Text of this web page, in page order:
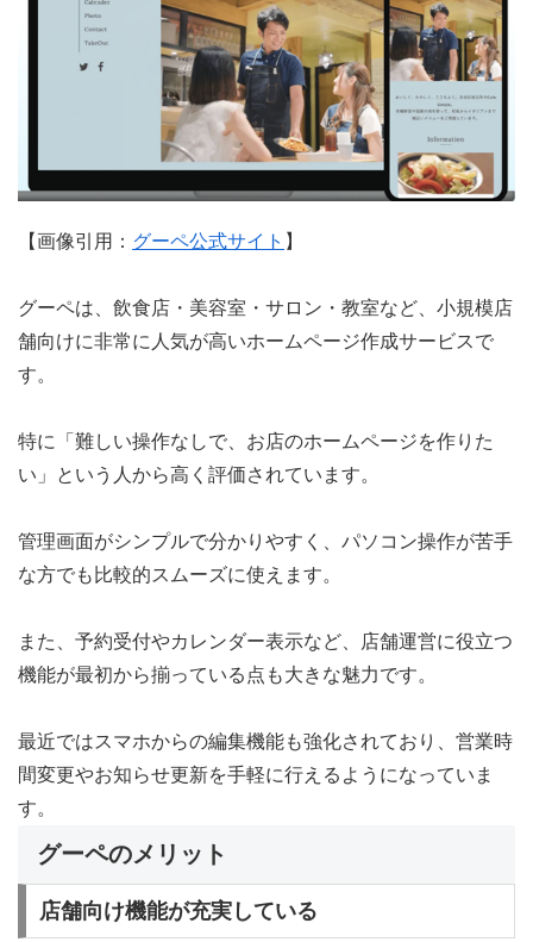
【画像引用： グーペ公式サイト 】
グーペは、飲食店・美容室・サロン・教室など、小規模店
舗向けに非常に人気が高いホームページ作成サービスで
す。
特に「難しい操作なしで、お店のホームページを作りた
い」という人から高く評価されています。
管理画面がシンプルで分かりやすく、パソコン操作が苦手
な方でも比較的スムーズに使えます。
また、予約受付やカレンダー表示など、店舗運営に役立つ
機能が最初から揃っている点も大きな魅力です。
最近ではスマホからの編集機能も強化されており、営業時
間変更やお知らせ更新を手軽に行えるようになっていま
す。
グーペのメリット
店舗向け機能が充実している